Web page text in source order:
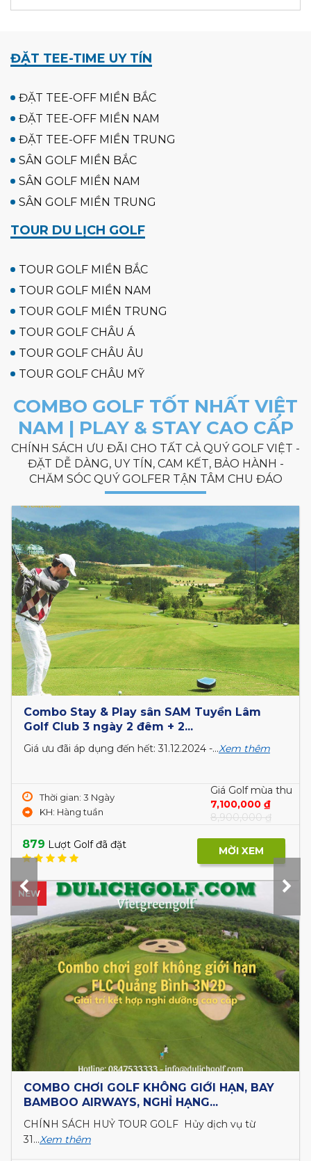
ĐẶT TEE-TIME UY TÍN
ĐẶT TEE-OFF MIỀN BẮC
ĐẶT TEE-OFF MIỀN NAM
ĐẶT TEE-OFF MIỀN TRUNG
SÂN GOLF MIỀN BẮC
SÂN GOLF MIỀN NAM
SÂN GOLF MIỀN TRUNG
TOUR DU LỊCH GOLF
TOUR GOLF MIỀN BẮC
TOUR GOLF MIỀN NAM
TOUR GOLF MIỀN TRUNG
TOUR GOLF CHÂU Á
TOUR GOLF CHÂU ÂU
TOUR GOLF CHÂU MỸ
COMBO GOLF TỐT NHẤT VIỆT
NAM | PLAY & STAY CAO CẤP
CHÍNH SÁCH ƯU ĐÃI CHO TẤT CẢ QUÝ GOLF VIỆT -
ĐẶT DỄ DÀNG, UY TÍN, CAM KẾT, BẢO HÀNH -
CHĂM SÓC QUÝ GOLFER TẬN TÂM CHU ĐÁO
HOT
Stay & Play Hội An 3N2Đ: 2 Vòng Golf + 2
Đêm Vinpearl Hội An 5*
Giá golf ưu đãi, Dịch vụ golf chuyên...Xem thêm
Thời gian: 3 Ngày
2 vòng Golf + Resort 5*
Giá Golf mùa thu
3,950,000 ₫
2248 Lượt Golf đã đặt MỜI XEM
HOT
Stay & Play FLC Sầm Sơn 3N2Đ: 2 Vòng Golf
+ 2 Đêm Nghỉ FLC Sầm...
Giá golf ưu đãi, Dịch vụ golf chuyên... Xem thêm